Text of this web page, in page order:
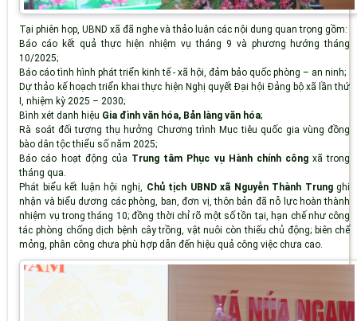
Tại phiên họp, UBND xã đã nghe và thảo luận các nội dung quan trọng gồm:
Báo cáo kết quả thực hiện nhiệm vụ tháng 9 và phương hướng tháng
10/2025;
Báo cáo tình hình phát triển kinh tế - xã hội, đảm bảo quốc phòng – an ninh;
Dự thảo kế hoạch triển khai thực hiện Nghị quyết Đại hội Đảng bộ xã lần thứ
I, nhiệm kỳ 2025 – 2030;
Bình xét danh hiệu Gia đình văn hóa, Bản làng văn hóa;
Rà soát đối tượng thụ hưởng Chương trình Mục tiêu quốc gia vùng đồng
bào dân tộc thiểu số năm 2025;
Báo cáo hoạt động của Trung tâm Phục vụ Hành chính công xã trong
tháng qua.
Phát biểu kết luận hội nghị,
Chủ tịch UBND xã Nguyễn Thành Trungghi
nhận và biểu dương các phòng, ban, đơn vị, thôn bản đã nỗ lực hoàn thành
nhiệm vụ trong tháng 10; đồng thời chỉ rõ một số tồn tại, hạn chế như công
tác phòng chống dịch bệnh cây trồng, vật nuôi còn thiếu chủ động; biên chế
mỏng, phân công chưa phù hợp dẫn đến hiệu quả công việc chưa cao.